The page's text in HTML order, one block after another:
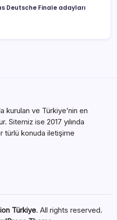
Deutsche Finale adayları
kurulan ve Türkiye’nin en
Sitemiz ise 2017 yılında
türlü konuda iletişime
Türkiye. All rights reserved.